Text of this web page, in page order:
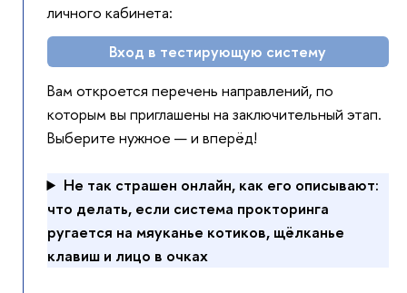
личного кабинета:
Вход в тестирующую систему
Вам откроется перечень направлений, по
которым вы приглашены на заключительный этап.
Выберите нужное — и вперёд!
Не так страшен онлайн, как его описывают:
что делать, если система прокторинга
ругается на мяуканье котиков, щёлканье
клавиш и лицо в очках